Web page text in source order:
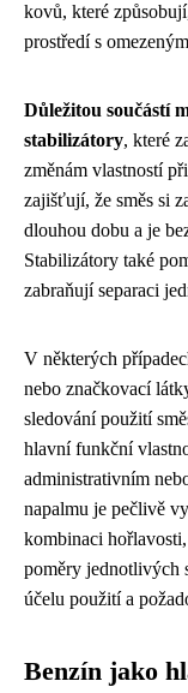
kovů, které
prostředí s
Důležitou součástí
stabilizátory, které
změnám vlastností
zajišťují, že směs si
dlouhou dobu a je
Stabilizátory také
zabraňují separaci
V některých
nebo značkovací
sledování použití
hlavní funkční
administrativním
napalmu je pečlivě
kombinaci
poměry jednotlivých
účelu použití a
Benzín jako